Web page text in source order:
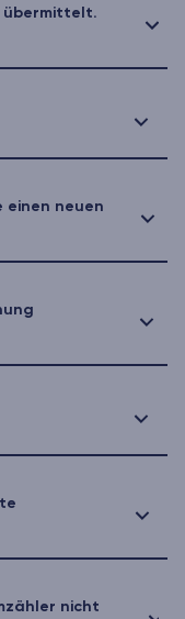
übermittelt.
einen neuen
nicht